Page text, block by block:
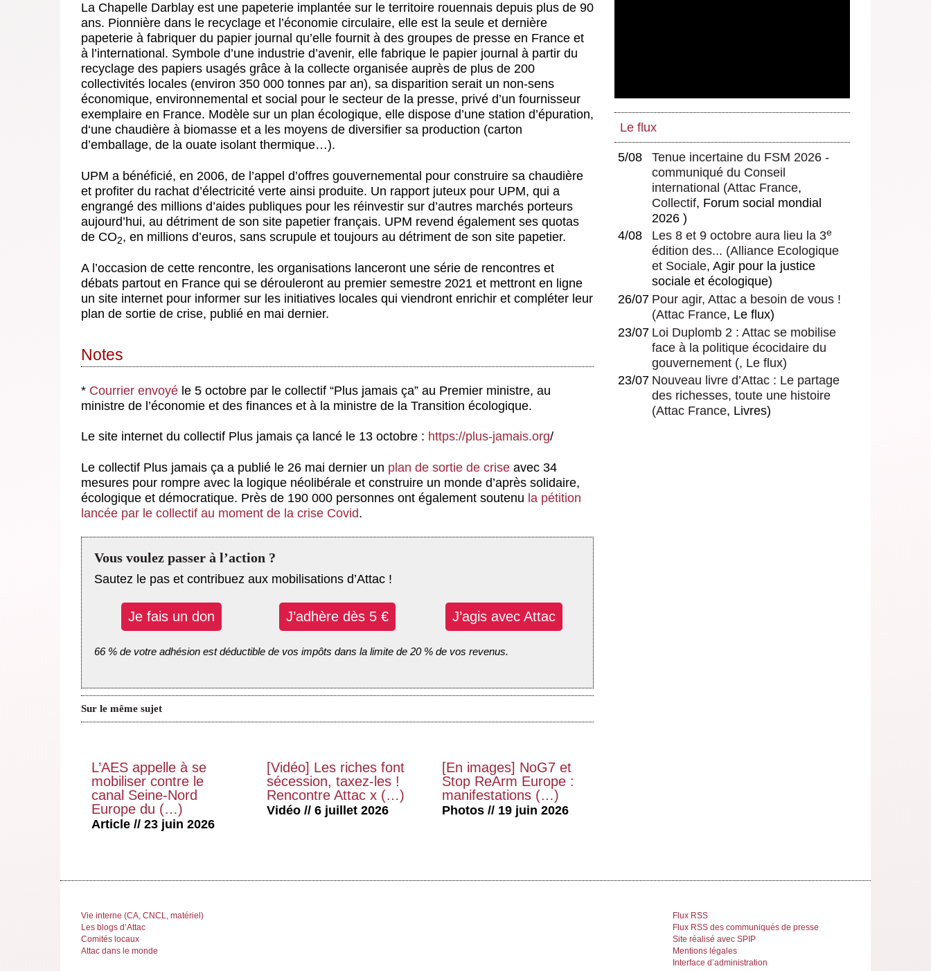
La Chapelle Darblay est une papeterie implantée sur le territoire rouennais depuis plus de 90
ans. Pionnière dans le recyclage et l’économie circulaire, elle est la seule et dernière
papeterie à fabriquer du papier journal qu’elle fournit à des groupes de presse en France et
à l’international. Symbole d’une industrie d’avenir, elle fabrique le papier journal à partir du
recyclage des papiers usagés grâce à la collecte organisée auprès de plus de 200
collectivités locales (environ 350 000 tonnes par an), sa disparition serait un non-sens
économique, environnemental et social pour le secteur de la presse, privé d’un fournisseur
exemplaire en France. Modèle sur un plan écologique, elle dispose d’une station d’épuration,
d‘une chaudière à biomasse et a les moyens de diversifier sa production (carton
d’emballage, de la ouate isolant thermique…).
UPM a bénéficié, en 2006, de l’appel d’offres gouvernemental pour construire sa chaudière
et profiter du rachat d’électricité verte ainsi produite. Un rapport juteux pour UPM, qui a
engrangé des millions d’aides publiques pour les réinvestir sur d’autres marchés porteurs
aujourd’hui, au détriment de son site papetier français. UPM revend également ses quotas
de CO2, en millions d’euros, sans scrupule et toujours au détriment de son site papetier.
A l’occasion de cette rencontre, les organisations lanceront une série de rencontres et
débats partout en France qui se dérouleront au premier semestre 2021 et mettront en ligne
un site internet pour informer sur les initiatives locales qui viendront enrichir et compléter leur
plan de sortie de crise, publié en mai dernier.
Notes
* Courrier envoyé le 5 octobre par le collectif “Plus jamais ça” au Premier ministre, au
ministre de l’économie et des finances et à la ministre de la Transition écologique.
Le site internet du collectif Plus jamais ça lancé le 13 octobre : https://plus-jamais.org/
Le collectif Plus jamais ça a publié le 26 mai dernier un plan de sortie de crise avec 34
mesures pour rompre avec la logique néolibérale et construire un monde d’après solidaire,
écologique et démocratique. Près de 190 000 personnes ont également soutenu la pétition
lancée par le collectif au moment de la crise Covid.
Vous voulez passer à l’action ?
Sautez le pas et contribuez aux mobilisations d’Attac !
Je fais un don J’adhère dès 5 € J’agis avec Attac
66 % de votre adhésion est déductible de vos impôts dans la limite de 20 % de vos revenus.
Sur le même sujet
L’AES appelle à se
mobiliser contre le
canal Seine-Nord
Europe du (…)
Article // 23 juin 2026
[Vidéo] Les riches font
sécession, taxez-les !
Rencontre Attac x (…)
Vidéo // 6 juillet 2026
[En images] NoG7 et
Stop ReArm Europe :
manifestations (…)
Photos // 19 juin 2026
Le flux
5/08
Tenue incertaine du FSM 2026 -
communiqué du Conseil
international (Attac France,
Collectif, Forum social mondial
2026 )
4/08
Les 8 et 9 octobre aura lieu la 3e
édition des... (Alliance Ecologique
et Sociale, Agir pour la justice
sociale et écologique)
26/07 Pour agir, Attac a besoin de vous !
(Attac France, Le flux)
23/07 Loi Duplomb 2 : Attac se mobilise
face à la politique écocidaire du
gouvernement (, Le flux)
23/07 Nouveau livre d’Attac : Le partage
des richesses, toute une histoire
(Attac France, Livres)
Vie interne (CA, CNCL, matériel)
Les blogs d’Attac
Comités locaux
Attac dans le monde
Flux RSS
Flux RSS des communiqués de presse
Site réalisé avec SPIP
Mentions légales
Interface d’administration